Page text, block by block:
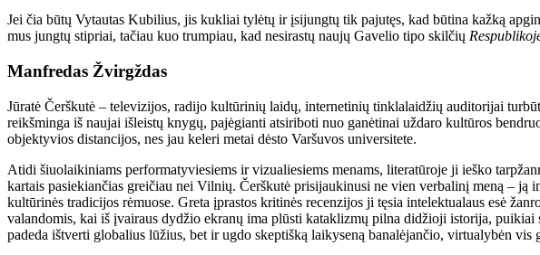
Jei čia būtų Vytautas Kubilius, jis kukliai tylėtų ir įsijungtų tik pajutęs, kad būtina kažką
mus jungtų stipriai, tačiau kuo trumpiau, kad nesirastų naujų Gavelio tipo skilčių
Manfredas Žvirgždas
Jūratė Čerškutė – televizijos, radijo kultūrinių laidų, internetinių tinklalaidžių auditorijai
reikšminga iš naujai išleistų knygų, pajėgianti atsiriboti nuo ganėtinai uždaro kultūros
objektyvios distancijos, nes jau keleri metai dėsto Varšuvos universitete.
Atidi šiuolaikiniams performatyviesiems ir vizualiesiems menams, literatūroje ji ieško
kartais pasiekiančias greičiau nei Vilnių. Čerškutė prisijaukinusi ne vien verbalinį meną –
kultūrinės tradicijos rėmuose. Greta įprastos kritinės recenzijos ji tęsia intelektualaus esė
valandomis, kai iš įvairaus dydžio ekranų ima plūsti kataklizmų pilna didžioji istorija,
padeda ištverti globalius lūžius, bet ir ugdo skeptišką laikyseną banalėjančio, virtualybėn